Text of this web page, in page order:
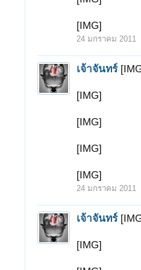
[IMG]
24 มกราคม 2011
เจ้าจันทร์
[IMG]
[IMG]
[IMG]
[IMG]
24 มกราคม 2011
เจ้าจันทร์
[IMG]